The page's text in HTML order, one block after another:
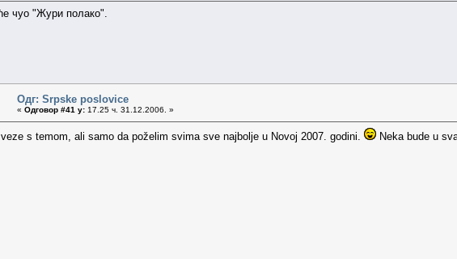
чуо "Жури полако".
Одг: Srpske poslovice
« Одговор #41 у: 17.25 ч. 31.12.2006. »
s temom, ali samo da poželim svima sve najbolje u Novoj 2007. godini. Neka bude u